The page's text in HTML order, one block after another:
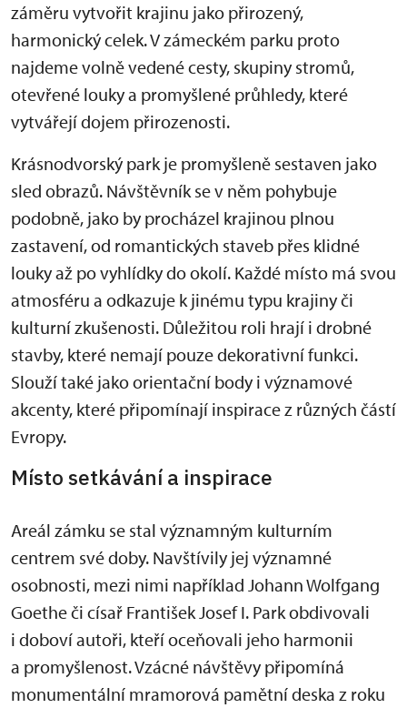
záměru vytvořit krajinu jako přirozený,
harmonický celek. V zámeckém parku proto
najdeme volně vedené cesty, skupiny stromů,
otevřené louky a promyšlené průhledy, které
vytvářejí dojem přirozenosti.
Krásnodvorský park je promyšleně sestaven jako
sled obrazů. Návštěvník se v něm pohybuje
podobně, jako by procházel krajinou plnou
zastavení, od romantických staveb přes klidné
louky až po vyhlídky do okolí. Každé místo má svou
atmosféru a odkazuje k jinému typu krajiny či
kulturní zkušenosti. Důležitou roli hrají i drobné
stavby, které nemají pouze dekorativní funkci.
Slouží také jako orientační body i významové
akcenty, které připomínají inspirace z různých částí
Evropy.
Místo setkávání a inspirace
Areál zámku se stal významným kulturním
centrem své doby. Navštívily jej významné
osobnosti, mezi nimi například Johann Wolfgang
Goethe či císař František Josef I. Park obdivovali
i doboví autoři, kteří oceňovali jeho harmonii
a promyšlenost. Vzácné návštěvy připomíná
monumentální mramorová pamětní deska z roku